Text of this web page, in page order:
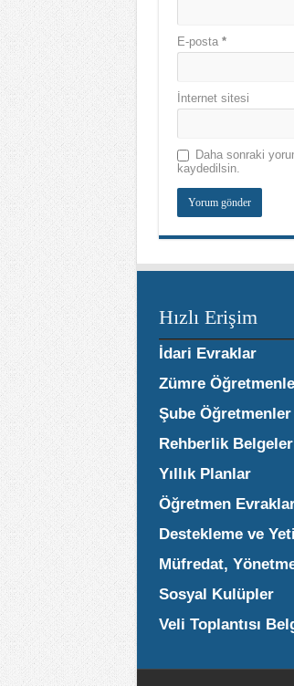
E-posta *
İnternet sitesi
Daha sonraki
kaydedilsin.
Hızlı Erişim
İdari Evraklar
Zümre
Şube
Rehberlik
Yıllık Planlar
Öğretmen
Destekleme ve
Müfredat,
Sosyal Kulüpler
Veli Toplantısı